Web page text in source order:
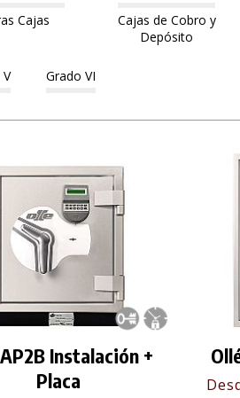
Cajas
Cajas de Cobro y
Depósito
Grado VI
Instalación +
Placa